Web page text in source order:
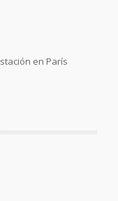
en París